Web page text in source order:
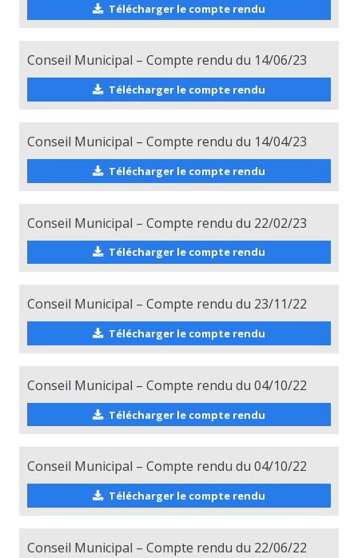
Télécharger le compte rendu
Conseil Municipal – Compte rendu du 14/06/23
Télécharger le compte rendu
Conseil Municipal – Compte rendu du 14/04/23
Télécharger le compte rendu
Conseil Municipal – Compte rendu du 22/02/23
Télécharger le compte rendu
Conseil Municipal – Compte rendu du 23/11/22
Télécharger le compte rendu
Conseil Municipal – Compte rendu du 04/10/22
Télécharger le compte rendu
Conseil Municipal – Compte rendu du 04/10/22
Télécharger le compte rendu
Conseil Municipal – Compte rendu du 22/06/22